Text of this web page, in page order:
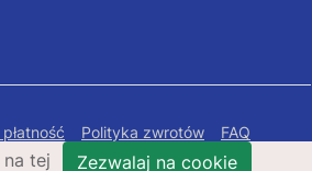
Polityka zwrotów
FAQ
Mapa Strony
tej Zezwalaj na cookie